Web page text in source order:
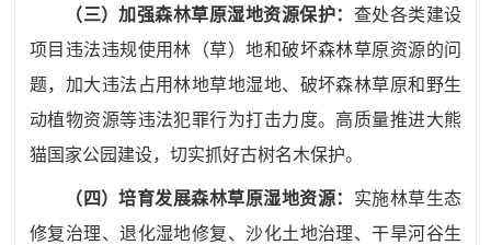
（三）加强森林草原湿地资源保护： 查处各类建设
项目违法违规使用林（草）地和破坏森林草原资源的问
题， 加大违法占用林地草地湿地、破坏森林草原和野生
动植物资源等违法犯罪行为打击力度。高质量推进大熊
猫国家公园建设，切实抓好古树名木保护。
（ 四）培育发展森林草原湿地资源： 实施林草生态
修复治理、退化湿地修复、沙化土地治理、干旱河谷生